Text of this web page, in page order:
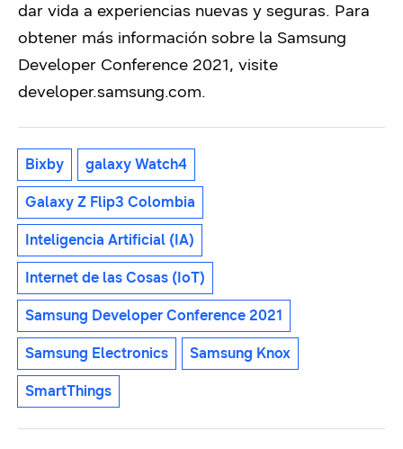
dar vida a experiencias nuevas y seguras. Para
obtener más información sobre la Samsung
Developer Conference 2021, visite
developer.samsung.com.
Bixby galaxy Watch4
Galaxy Z Flip3 Colombia
Inteligencia Artificial (IA)
Internet de las Cosas (IoT)
Samsung Developer Conference 2021
Samsung Electronics Samsung Knox
SmartThings